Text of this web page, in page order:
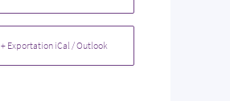
+ Exportation iCal / Outlook